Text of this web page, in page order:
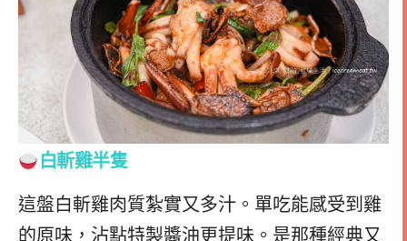
白斬雞半隻
這盤白斬雞肉質紮實又多汁。單吃能感受到雞
的原味，沾點特製醬油更提味。是那種經典又